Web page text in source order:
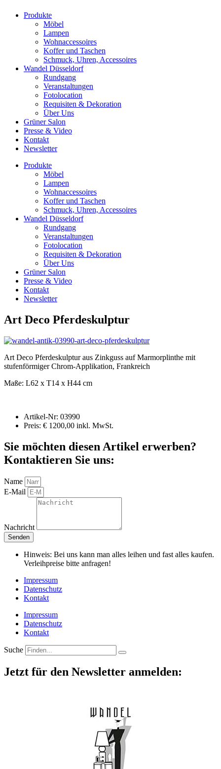
Produkte
Möbel
Lampen
Wohnaccessoires
Koffer und Taschen
Schmuck, Uhren, Accessoires
Wandel Düsseldorf
Rundgang
Veranstaltungen
Fotolocation
Requisiten & Dekoration
Über Uns
Grüner Salon
Presse & Video
Kontakt
Newsletter
Produkte
Möbel
Lampen
Wohnaccessoires
Koffer und Taschen
Schmuck, Uhren, Accessoires
Wandel Düsseldorf
Rundgang
Veranstaltungen
Fotolocation
Requisiten & Dekoration
Über Uns
Grüner Salon
Presse & Video
Kontakt
Newsletter
Art Deco Pferdeskulptur
Art Deco Pferdeskulptur aus Zinkguss auf Marmorplinthe mit
stufenförmiger Chrom-Applikation, Frankreich
Maße: L62 x T14 x H44 cm
Artikel-Nr: 03990
Preis: € 1200,00 inkl. MwSt.
Sie möchten diesen Artikel erwerben?
Kontaktieren Sie uns:
Name
E-Mail
Nachricht
Senden
Hinweis: Bei uns kann man alles leihen und fast alles kaufen.
Verleihpreise bitte anfragen!
Impressum
Datenschutz
Kontakt
Impressum
Datenschutz
Kontakt
Suche
Jetzt für den Newsletter anmelden: